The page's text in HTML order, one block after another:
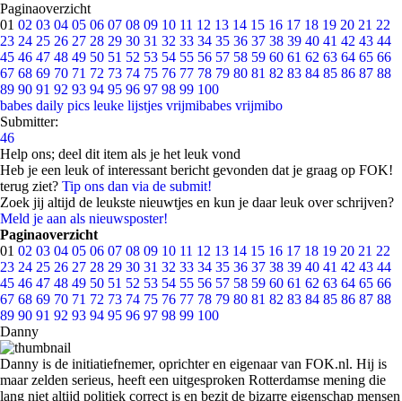
Paginaoverzicht
01 02 03 04 05 06 07 08 09 10 11 12 13 14 15 16 17 18 19 20 21 22
23 24 25 26 27 28 29 30 31 32 33 34 35 36 37 38 39 40 41 42 43 44
45 46 47 48 49 50 51 52 53 54 55 56 57 58 59 60 61 62 63 64 65 66
67 68 69 70 71 72 73 74 75 76 77 78 79 80 81 82 83 84 85 86 87 88
89 90 91 92 93 94 95 96 97 98 99 100
babes daily pics leuke lijstjes vrijmibabes vrijmibo
Submitter:
46
Help ons; deel dit item als je het leuk vond
Heb je een leuk of interessant bericht gevonden dat je graag op FOK!
terug ziet? Tip ons dan via de submit!
Zoek jij altijd de leukste nieuwtjes en kun je daar leuk over schrijven?
Meld je aan als nieuwsposter!
Paginaoverzicht
01 02 03 04 05 06 07 08 09 10 11 12 13 14 15 16 17 18 19 20 21 22
23 24 25 26 27 28 29 30 31 32 33 34 35 36 37 38 39 40 41 42 43 44
45 46 47 48 49 50 51 52 53 54 55 56 57 58 59 60 61 62 63 64 65 66
67 68 69 70 71 72 73 74 75 76 77 78 79 80 81 82 83 84 85 86 87 88
89 90 91 92 93 94 95 96 97 98 99 100
Danny
Danny is de initiatiefnemer, oprichter en eigenaar van FOK.nl. Hij is
maar zelden serieus, heeft een uitgesproken Rotterdamse mening die
lang niet altijd politiek correct is en bezit de bizarre eigenschap mensen